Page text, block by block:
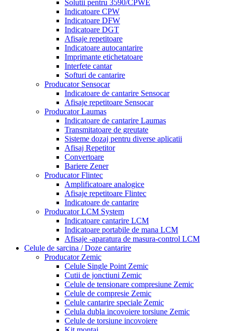
Solutii pentru 3590/CPWE
Indicatoare CPW
Indicatoare DFW
Indicatoare DGT
Afisaje repetitoare
Indicatoare autocantarire
Imprimante etichetatoare
Interfete cantar
Softuri de cantarire
Producator Sensocar
Indicatoare de cantarire Sensocar
Afisaje repetitoare Sensocar
Producator Laumas
Indicatoare de cantarire Laumas
Transmitatoare de greutate
Sisteme dozaj pentru diverse aplicatii
Afisaj Repetitor
Convertoare
Bariere Zener
Producator Flintec
Amplificatoare analogice
Afisaje repetitoare Flintec
Indicatoare de cantarire
Producator LCM System
Indicatoare cantarire LCM
Indicatoare portabile de mana LCM
Afisaje -aparatura de masura-control LCM
Celule de sarcina / Doze cantarire
Producator Zemic
Celule Single Point Zemic
Cutii de jonctiuni Zemic
Celule de tensionare compresiune Zemic
Celule de compresie Zemic
Celule cantarire speciale Zemic
Celula dubla incovoiere torsiune Zemic
Celule de torsiune incovoiere